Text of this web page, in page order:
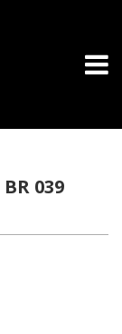
BR 039